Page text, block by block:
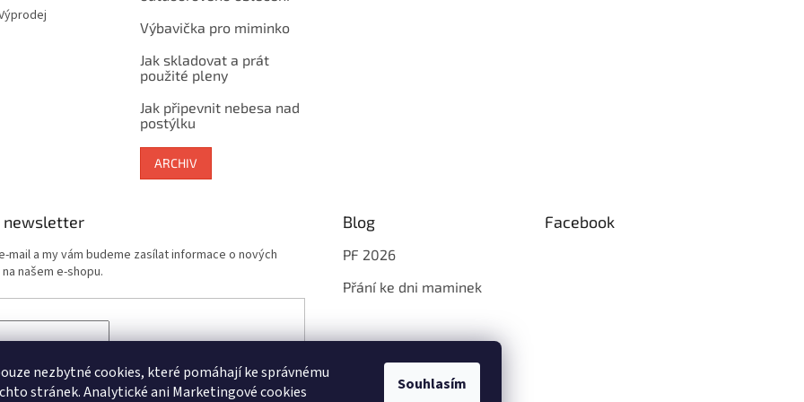
nezbytné cookies, které pomáhají ke správnému
stránek. Analytické ani Marketingové cookies
Souhlasím
Výbavička pro miminko
Jak skladovat a prát
použité pleny
Jak připevnit nebesa nad
postýlku
ARCHIV
newsletter
mail a my vám budeme zasílat informace o nových
našem e-shopu.
SE
Blog
PF 2026
Přání ke dni maminek
Facebook